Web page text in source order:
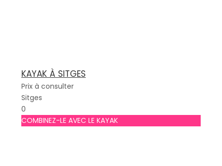
KAYAK À SITGES
Prix à consulter
Sitges
0
COMBINEZ-LE AVEC LE KAYAK